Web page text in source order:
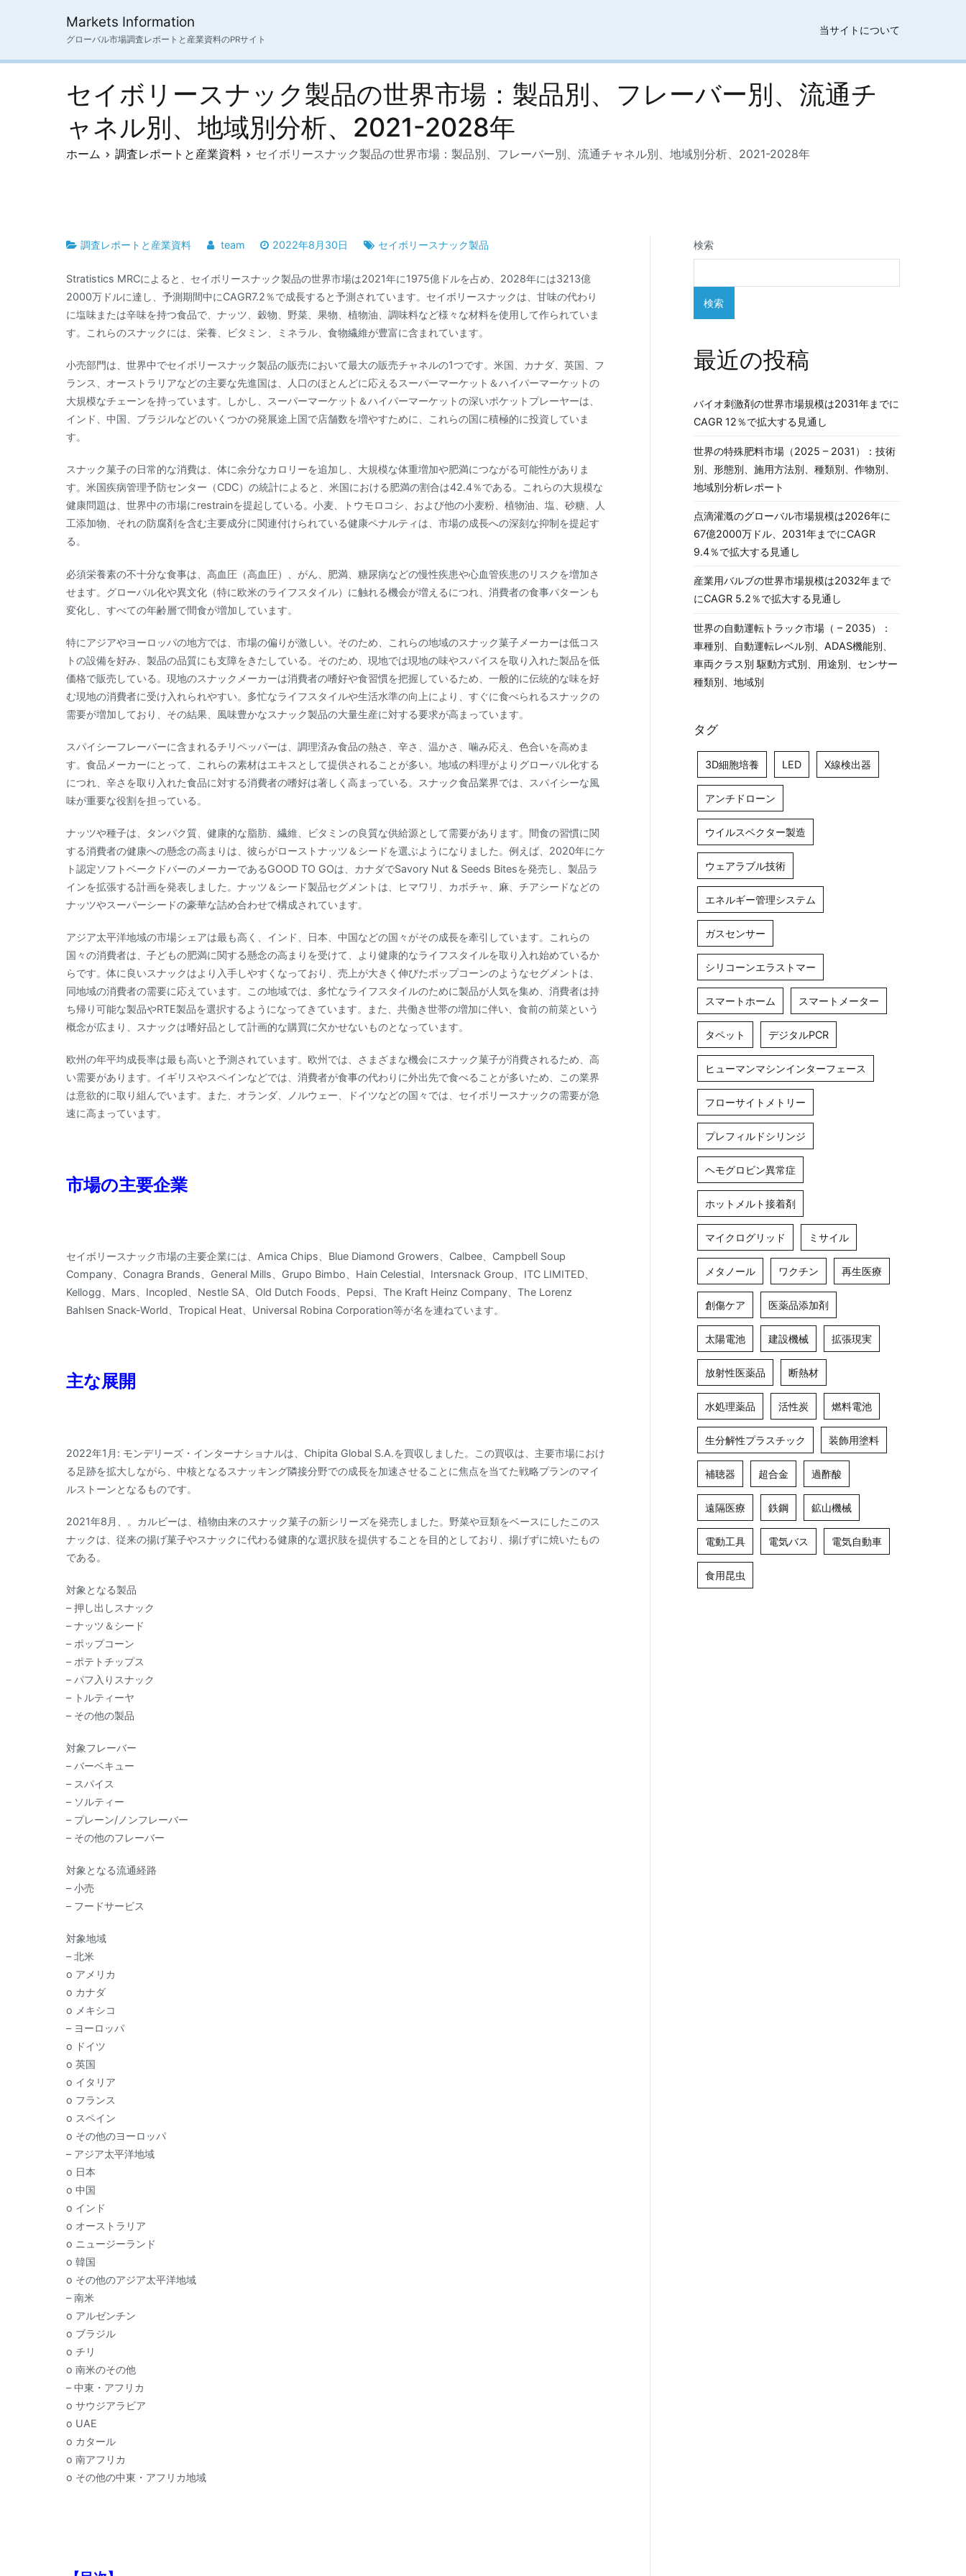
ス
Markets Information
グローバル市場調査レポートと産業資料のPRサイト
当サイトについて
セイボリースナック製品の世界市場：製品別、フレーバー別、流通チ
ャネル別、地域別分析、2021-2028年
ホーム 調査レポートと産業資料 セイボリースナック製品の世界市場：製品別、フレーバー別、流通チャネル別、地域別分析、2021-2028年
調査レポートと産業資料 team 2022年8月30日 セイボリースナック製品
Stratistics MRCによると、セイボリースナック製品の世界市場は2021年に1975億ドルを占め、2028年には3213億
2000万ドルに達し、予測期間中にCAGR7.2％で成長すると予測されています。セイボリースナックは、甘味の代わり
に塩味または辛味を持つ食品で、ナッツ、穀物、野菜、果物、植物油、調味料など様々な材料を使用して作られていま
す。これらのスナックには、栄養、ビタミン、ミネラル、食物繊維が豊富に含まれています。
小売部門は、世界中でセイボリースナック製品の販売において最大の販売チャネルの1つです。米国、カナダ、英国、フ
ランス、オーストラリアなどの主要な先進国は、人口のほとんどに応えるスーパーマーケット＆ハイパーマーケットの
大規模なチェーンを持っています。しかし、スーパーマーケット＆ハイパーマーケットの深いポケットプレーヤーは、
インド、中国、ブラジルなどのいくつかの発展途上国で店舗数を増やすために、これらの国に積極的に投資していま
す。
スナック菓子の日常的な消費は、体に余分なカロリーを追加し、大規模な体重増加や肥満につながる可能性がありま
す。米国疾病管理予防センター（CDC）の統計によると、米国における肥満の割合は42.4％である。これらの大規模な
健康問題は、世界中の市場にrestrainを提起している。小麦、トウモロコシ、および他の小麦粉、植物油、塩、砂糖、人
工添加物、それの防腐剤を含む主要成分に関連付けられている健康ペナルティは、市場の成長への深刻な抑制を提起す
る。
必須栄養素の不十分な食事は、高血圧（高血圧）、がん、肥満、糖尿病などの慢性疾患や心血管疾患のリスクを増加さ
せます。グローバル化や異文化（特に欧米のライフスタイル）に触れる機会が増えるにつれ、消費者の食事パターンも
変化し、すべての年齢層で間食が増加しています。
特にアジアやヨーロッパの地方では、市場の偏りが激しい。そのため、これらの地域のスナック菓子メーカーは低コス
トの設備を好み、製品の品質にも支障をきたしている。そのため、現地では現地の味やスパイスを取り入れた製品を低
価格で販売している。現地のスナックメーカーは消費者の嗜好や食習慣を把握しているため、一般的に伝統的な味を好
む現地の消費者に受け入れられやすい。多忙なライフスタイルや生活水準の向上により、すぐに食べられるスナックの
需要が増加しており、その結果、風味豊かなスナック製品の大量生産に対する要求が高まっています。
スパイシーフレーバーに含まれるチリペッパーは、調理済み食品の熱さ、辛さ、温かさ、噛み応え、色合いを高めま
す。食品メーカーにとって、これらの素材はエキスとして提供されることが多い。地域の料理がよりグローバル化する
につれ、辛さを取り入れた食品に対する消費者の嗜好は著しく高まっている。スナック食品業界では、スパイシーな風
味が重要な役割を担っている。
ナッツや種子は、タンパク質、健康的な脂肪、繊維、ビタミンの良質な供給源として需要があります。間食の習慣に関
する消費者の健康への懸念の高まりは、彼らがローストナッツ＆シードを選ぶようになりました。例えば、2020年にケ
ト認定ソフトベークドバーのメーカーであるGOOD TO GOは、カナダでSavory Nut & Seeds Bitesを発売し、製品ラ
インを拡張する計画を発表しました。ナッツ＆シード製品セグメントは、ヒマワリ、カボチャ、麻、チアシードなどの
ナッツやスーパーシードの豪華な詰め合わせで構成されています。
アジア太平洋地域の市場シェアは最も高く、インド、日本、中国などの国々がその成長を牽引しています。これらの
国々の消費者は、子どもの肥満に関する懸念の高まりを受けて、より健康的なライフスタイルを取り入れ始めているか
らです。体に良いスナックはより入手しやすくなっており、売上が大きく伸びたポップコーンのようなセグメントは、
同地域の消費者の需要に応えています。この地域では、多忙なライフスタイルのために製品が人気を集め、消費者は持
ち帰り可能な製品やRTE製品を選択するようになってきています。また、共働き世帯の増加に伴い、食前の前菜という
概念が広まり、スナックは嗜好品として計画的な購買に欠かせないものとなっています。
欧州の年平均成長率は最も高いと予測されています。欧州では、さまざまな機会にスナック菓子が消費されるため、高
い需要があります。イギリスやスペインなどでは、消費者が食事の代わりに外出先で食べることが多いため、この業界
は意欲的に取り組んでいます。また、オランダ、ノルウェー、ドイツなどの国々では、セイボリースナックの需要が急
速に高まっています。
市場の主要企業
セイボリースナック市場の主要企業には、Amica Chips、Blue Diamond Growers、Calbee、Campbell Soup
Company、Conagra Brands、General Mills、Grupo Bimbo、Hain Celestial、Intersnack Group、ITC LIMITED、
Kellogg、Mars、Incopled、Nestle SA、Old Dutch Foods、Pepsi、The Kraft Heinz Company、The Lorenz
Bahlsen Snack-World、Tropical Heat、Universal Robina Corporation等が名を連ねています。
主な展開
2022年1月: モンデリーズ・インターナショナルは、Chipita Global S.A.を買収しました。この買収は、主要市場におけ
る足跡を拡大しながら、中核となるスナッキング隣接分野での成長を加速させることに焦点を当てた戦略プランのマイ
ルストーンとなるものです。
2021年8月、。カルビーは、植物由来のスナック菓子の新シリーズを発売しました。野菜や豆類をベースにしたこのス
ナックは、従来の揚げ菓子やスナックに代わる健康的な選択肢を提供することを目的としており、揚げずに焼いたもの
である。
対象となる製品
– 押し出しスナック
– ナッツ＆シード
– ポップコーン
– ポテトチップス
– パフ入りスナック
– トルティーヤ
– その他の製品
対象フレーバー
– バーベキュー
– スパイス
– ソルティー
– プレーン/ノンフレーバー
– その他のフレーバー
対象となる流通経路
– 小売
– フードサービス
対象地域
– 北米
o アメリカ
o カナダ
o メキシコ
– ヨーロッパ
o ドイツ
o 英国
o イタリア
o フランス
o スペイン
o その他のヨーロッパ
– アジア太平洋地域
o 日本
o 中国
o インド
o オーストラリア
o ニュージーランド
o 韓国
o その他のアジア太平洋地域
– 南米
o アルゼンチン
o ブラジル
o チリ
o 南米のその他
– 中東・アフリカ
o サウジアラビア
o UAE
o カタール
o 南アフリカ
o その他の中東・アフリカ地域
検索
検索
最近の投稿
バイオ刺激剤の世界市場規模は2031年までに
CAGR 12％で拡大する見通し
世界の特殊肥料市場（2025 – 2031）：技術
別、形態別、施用方法別、種類別、作物別、
地域別分析レポート
点滴灌漑のグローバル市場規模は2026年に
67億2000万ドル、2031年までにCAGR
9.4％で拡大する見通し
産業用バルブの世界市場規模は2032年まで
にCAGR 5.2％で拡大する見通し
世界の自動運転トラック市場（ – 2035）：
車種別、自動運転レベル別、ADAS機能別、
車両クラス別 駆動方式別、用途別、センサー
種類別、地域別
タグ
3D細胞培養 LED X線検出器
アンチドローン
ウイルスベクター製造
ウェアラブル技術
エネルギー管理システム
ガスセンサー
シリコーンエラストマー
スマートホーム スマートメーター
タペット デジタルPCR
ヒューマンマシンインターフェース
フローサイトメトリー
プレフィルドシリンジ
ヘモグロビン異常症
ホットメルト接着剤
マイクログリッド ミサイル
メタノール ワクチン 再生医療
創傷ケア 医薬品添加剤
太陽電池 建設機械 拡張現実
放射性医薬品 断熱材
水処理薬品 活性炭 燃料電池
生分解性プラスチック 装飾用塗料
補聴器 超合金 過酢酸
遠隔医療 鉄鋼 鉱山機械
電動工具 電気バス 電気自動車
食用昆虫